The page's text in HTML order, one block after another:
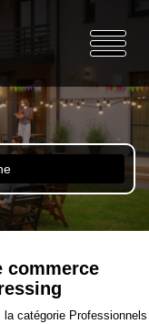
commerce
catégorie Professionnels